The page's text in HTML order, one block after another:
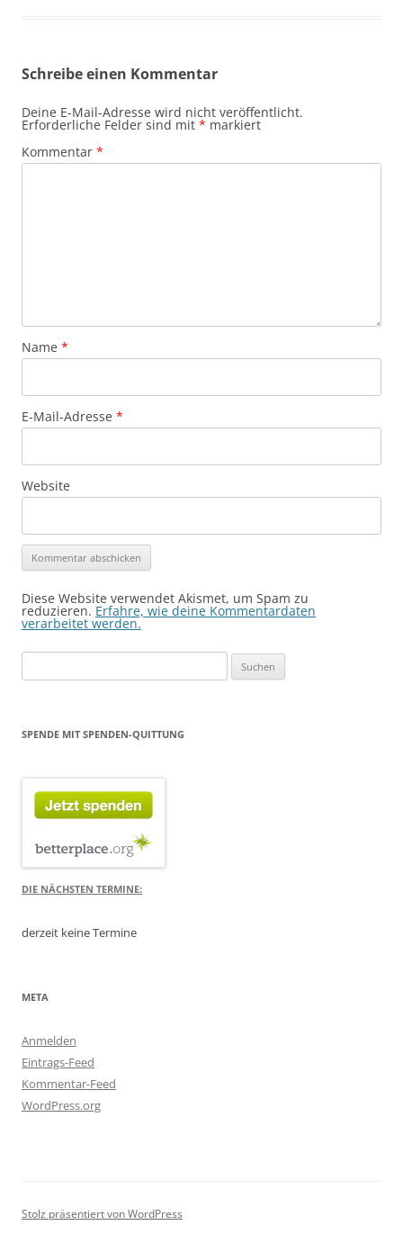
Schreibe einen Kommentar
Deine E-Mail-Adresse wird nicht veröffentlicht.
Erforderliche Felder sind mit * markiert
Kommentar *
Name *
E-Mail-Adresse *
Website
Diese Website verwendet Akismet, um Spam zu
reduzieren. Erfahre, wie deine Kommentardaten
verarbeitet werden.
nach:
SPENDE MIT SPENDEN-QUITTUNG
DIE NÄCHSTEN TERMINE:
derzeit keine Termine
META
Anmelden
Eintrags-Feed
Kommentar-Feed
WordPress.org
Stolz präsentiert von WordPress